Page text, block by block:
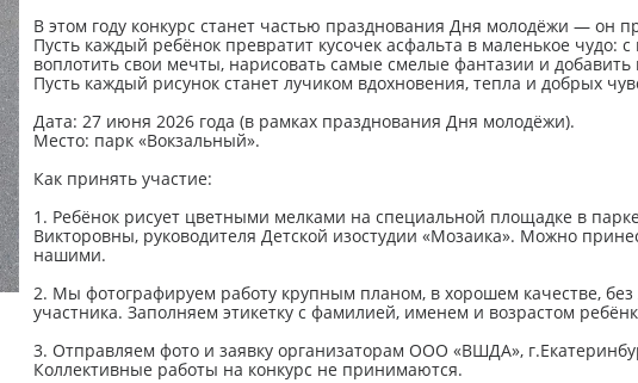
В этом году конкурс станет частью празднования Дня молодёжи — он
Пусть каждый ребёнок превратит кусочек асфальта в маленькое
воплотить свои мечты, нарисовать самые смелые фантазии и добавить
Пусть каждый рисунок станет лучиком вдохновения, тепла и добрых
Дата: 27 июня 2026 года (в рамках празднования Дня молодёжи).
Место: парк «Вокзальный».
Как принять участие:
1. Ребёнок рисует цветными мелками на специальной площадке в
Викторовны, руководителя Детской изостудии «Мозаика». Можно
нашими.
2. Мы фотографируем работу крупным планом, в хорошем качестве,
участника. Заполняем этикетку с фамилией, именем и возрастом
3. Отправляем фото и заявку организаторам ООО «ВШДА»,
Коллективные работы на конкурс не принимаются.